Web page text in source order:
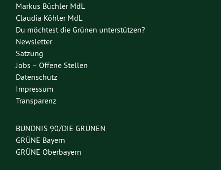
Markus Büchler MdL
Claudia Köhler MdL
Du möchtest die Grünen unterstützen?
Newsletter
Satzung
Jobs – Offene Stellen
Datenschutz
Impressum
Transparenz
BÜNDNIS 90/DIE GRÜNEN
GRÜNE Bayern
GRÜNE Oberbayern